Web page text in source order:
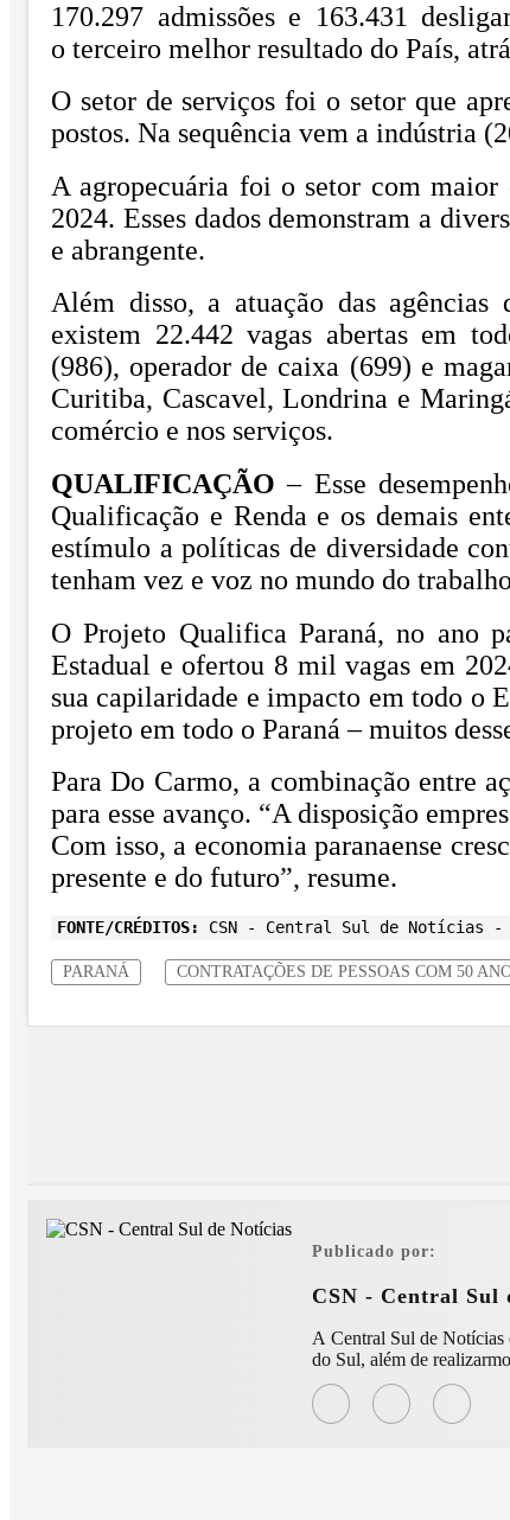
170.297 admissões e 163.431
o terceiro melhor resultado do País,
O setor de serviços foi o setor que
postos. Na sequência vem a indústria
A agropecuária foi o setor com maior
2024. Esses dados demonstram a
e abrangente.
Além disso, a atuação das agências
existem 22.442 vagas abertas em
(986), operador de caixa (699) e
Curitiba, Cascavel, Londrina e
comércio e nos serviços.
QUALIFICAÇÃO– Esse
Qualificação e Renda e os demais
estímulo a políticas de diversidade
tenham vez e voz no mundo do
O Projeto Qualifica Paraná, no ano
Estadual e ofertou 8 mil vagas em
sua capilaridade e impacto em todo o
projeto em todo o Paraná – muitos
Para Do Carmo, a combinação entre
para esse avanço. “A disposição
Com isso, a economia paranaense
presente e do futuro”, resume.
FONTE/CRÉDITOS: CSN - Central Sul de Notícias -
PARANÁ CONTRATAÇÕES DE PESSOAS COM 50
Publicado por:
CSN - Central Sul
A Central Sul de Notícias é uma moderna e
do Sul, além de